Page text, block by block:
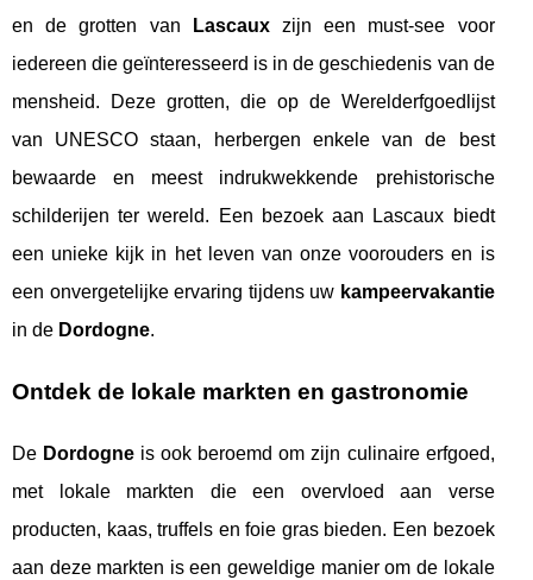
en de grotten van
Lascauxzijn een must-see voor
iedereen die geïnteresseerd is in de geschiedenis van de
mensheid. Deze grotten, die op de Werelderfgoedlijst
van UNESCO staan, herbergen enkele van de best
bewaarde en meest indrukwekkende prehistorische
schilderijen ter wereld. Een bezoek aan Lascaux biedt
een unieke kijk in het leven van onze voorouders en is
een onvergetelijke ervaring tijdens uw kampeervakantie
in de Dordogne.
Ontdek de lokale markten en gastronomie
De Dordogne is ook beroemd om zijn culinaire erfgoed,
met lokale markten die een overvloed aan verse
producten, kaas, truffels en foie gras bieden. Een bezoek
aan deze markten is een geweldige manier om de lokale